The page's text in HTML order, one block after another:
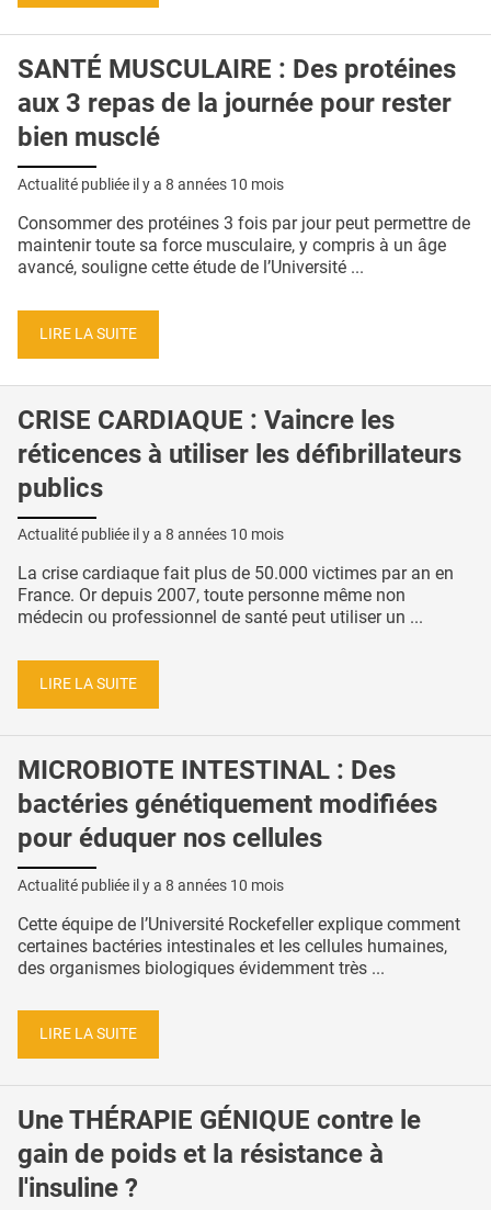
SANTÉ MUSCULAIRE : Des protéines
aux 3 repas de la journée pour rester
bien musclé
Actualité publiée il y a 8 années 10 mois
Consommer des protéines 3 fois par jour peut permettre de
maintenir toute sa force musculaire, y compris à un âge
avancé, souligne cette étude de l’Université ...
LIRE LA SUITE
CRISE CARDIAQUE : Vaincre les
réticences à utiliser les défibrillateurs
publics
Actualité publiée il y a 8 années 10 mois
La crise cardiaque fait plus de 50.000 victimes par an en
France. Or depuis 2007, toute personne même non
médecin ou professionnel de santé peut utiliser un ...
LIRE LA SUITE
MICROBIOTE INTESTINAL : Des
bactéries génétiquement modifiées
pour éduquer nos cellules
Actualité publiée il y a 8 années 10 mois
Cette équipe de l’Université Rockefeller explique comment
certaines bactéries intestinales et les cellules humaines,
des organismes biologiques évidemment très ...
LIRE LA SUITE
Une THÉRAPIE GÉNIQUE contre le
gain de poids et la résistance à
l'insuline ?